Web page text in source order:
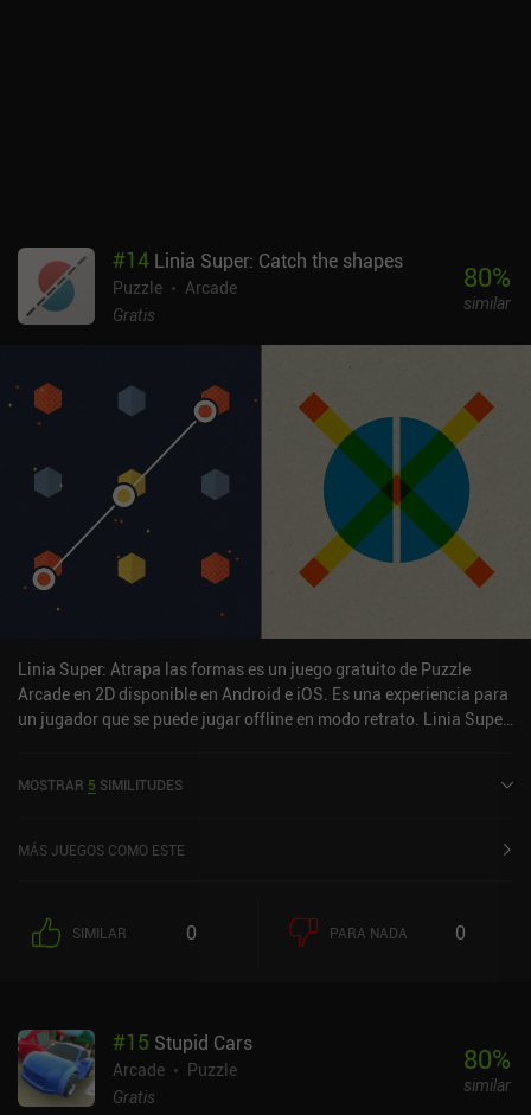
#14 Linia Super: Catch the shapes
Puzzle
Arcade
Gratis
80%
similar
Linia Super: Atrapa las formas es un juego gratuito de Puzzle
Arcade en 2D disponible en Android e iOS. Es una experiencia para
un jugador que se puede jugar offline en modo retrato. Linia Super:
en la App Store de iOS.
MOSTRAR 5 SIMILITUDES
MÁS JUEGOS COMO ESTE
SIMILAR 0 PARA NADA 0
#15 Stupid Cars
Arcade
Puzzle
Gratis
80%
similar